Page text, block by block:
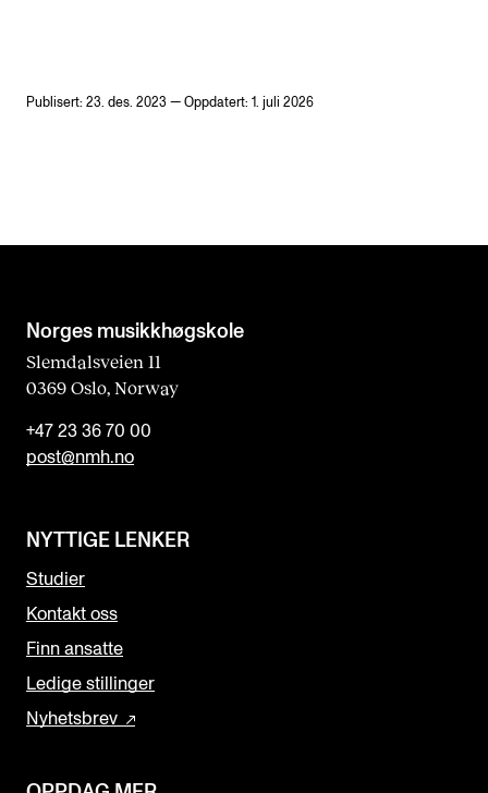
Publisert: 23. des. 2023 — Oppdatert: 1. juli 2026
Norges musikk­høgskole
Slemdalsveien 11
0369 Oslo, Norway
+47 23 36 70 00
post@nmh.no
NYTTIGE LENKER
Studier
Kontakt oss
Finn ansatte
Ledige stillinger
Nyhetsbrev